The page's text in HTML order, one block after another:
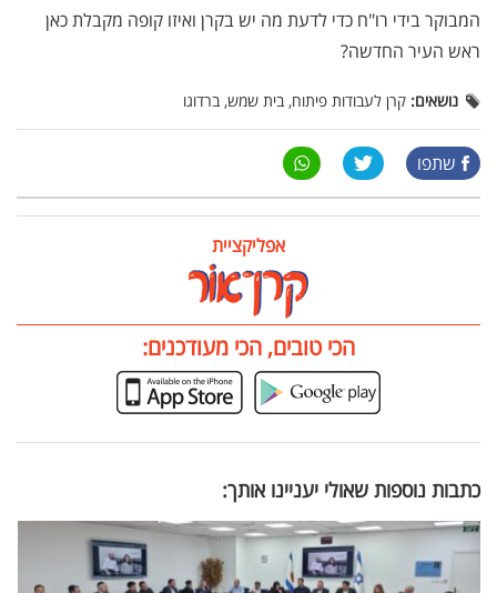
המבוקר בידי רו"ח כדי לדעת מה יש בקרן ואיזו קופה מקבלת כאן
ראש העיר החדשה?
נושאים: קרן לעבודות פיתוח, בית שמש, ברדוגו
שתפו
אפליקציית
הכי טובים, הכי מעודכנים:
כתבות נוספות שאולי יעניינו אותך: